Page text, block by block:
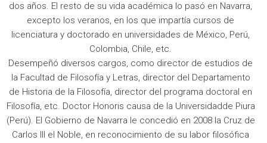
dos años. El resto de su vida académica lo pasó en Navarra,
excepto los veranos, en los que impartía cursos de
licenciatura y doctorado en universidades de México, Perú,
Colombia, Chile, etc.
Desempeñó diversos cargos, como director de estudios de
la Facultad de Filosofía y Letras, director del Departamento
de Historia de la Filosofía, director del programa doctoral en
Filosofía, etc. Doctor Honoris causa de la Universidadde Piura
(Perú). El Gobierno de Navarra le concedió en 2008 la Cruz de
Carlos III el Noble, en reconocimiento de su labor filosófica